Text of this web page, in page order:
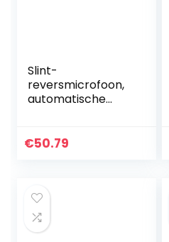
Slint-
reversmicrofoon,
automatische
microfoon
€50.79